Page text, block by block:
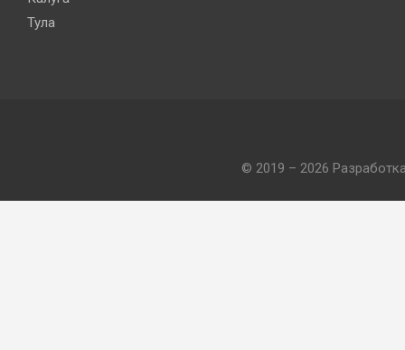
Тула
© 2019 – 2026